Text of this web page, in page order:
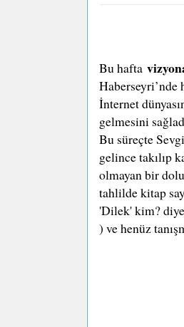
Bu hafta
Haberseyri’nde
İnternet
gelmesini
Bu süreçte
gelince takılıp
olmayan bir
tahlilde kitap
'Dilek' kim? diye
) ve henüz